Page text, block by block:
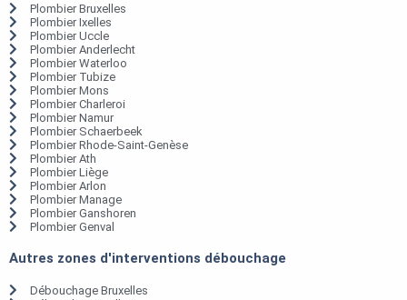
Plombier Bruxelles
Plombier Ixelles
Plombier Uccle
Plombier Anderlecht
Plombier Waterloo
Plombier Tubize
Plombier Mons
Plombier Charleroi
Plombier Namur
Plombier Schaerbeek
Plombier Rhode-Saint-Genèse
Plombier Ath
Plombier Liège
Plombier Arlon
Plombier Manage
Plombier Ganshoren
Plombier Genval
Autres zones d'interventions débouchage
Débouchage Bruxelles